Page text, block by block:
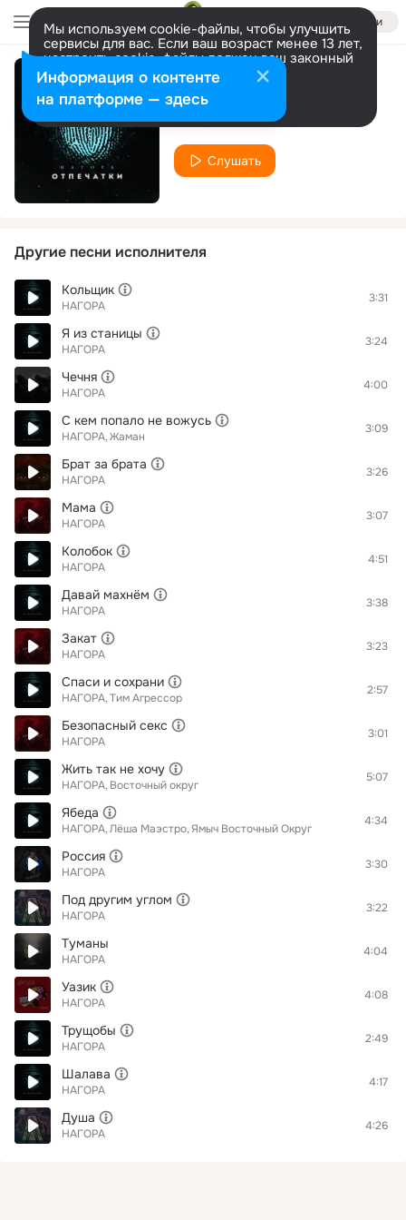
Войти
Мы используем cookie-файлы, чтобы улучшить
сервисы для вас. Если ваш возраст менее 13 лет,
настроить cookie-файлы должен ваш законный
представитель. Больше информации
Разрешить все Настроить
Вспоминай меня
НАГОРА
Слушать
Другие песни исполнителя
Кольщик
НАГОРА
3:31
Я из станицы
НАГОРА
3:24
Чечня
НАГОРА
4:00
С кем попало не вожусь
НАГОРА Жаман
3:09
Брат за брата
НАГОРА
3:26
Мама
НАГОРА
3:07
Колобок
НАГОРА
4:51
Давай махнём
НАГОРА
3:38
Закат
НАГОРА
3:23
Спаси и сохрани
НАГОРА Тим Агрессор
2:57
Безопасный секс
НАГОРА
3:01
Жить так не хочу
НАГОРА Восточный округ
5:07
Ябеда
НАГОРА Лёша Маэстро Ямыч Восточный Округ
4:34
Россия
НАГОРА
3:30
Под другим углом
НАГОРА
3:22
Туманы
НАГОРА
4:04
Уазик
НАГОРА
4:08
Трущобы
НАГОРА
2:49
Шалава
НАГОРА
4:17
Душа
НАГОРА
4:26
Информация о контенте
на платформе — здесь